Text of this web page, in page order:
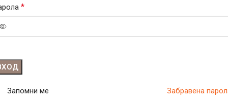
*
Забравена
Запомни ме